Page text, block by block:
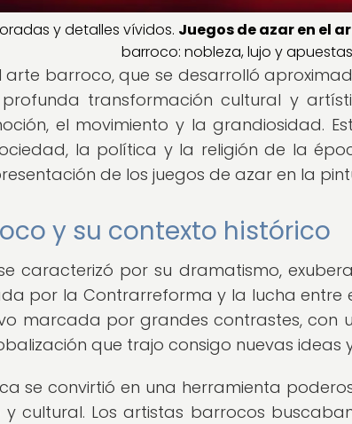
y detalles vívidos. Juegos de azar en el
barroco: nobleza, lujo y
barroco, que se desarrolló
transformación cultural y
el movimiento y la grandiosidad.
la política y la religión de la
de los juegos de azar en la
y su contexto histórico
caracterizó por su dramatismo,
por la Contrarreforma y la lucha entre
marcada por grandes contrastes, con
que trajo consigo nuevas
se convirtió en una herramienta
y cultural. Los artistas barrocos